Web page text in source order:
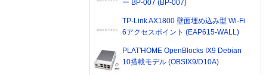
ー BP-007 (BP-007)
TP-Link AX1800 壁面埋め込み型 Wi-Fi
6アクセスポイント (EAP615-WALL)
PLAT'HOME OpenBlocks IX9 Debian
10搭載モデル (OBSIX9/D10A)